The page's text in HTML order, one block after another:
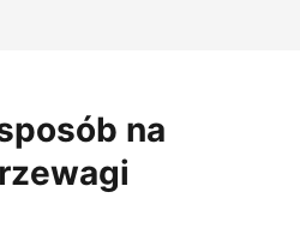
na